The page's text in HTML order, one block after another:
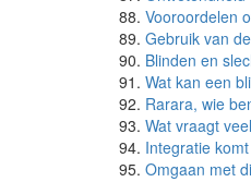
Vooroordelen
Gebruik van
Blinden en
Wat kan een
Rarara, wie
Wat vraagt
Integratie
Omgaan met